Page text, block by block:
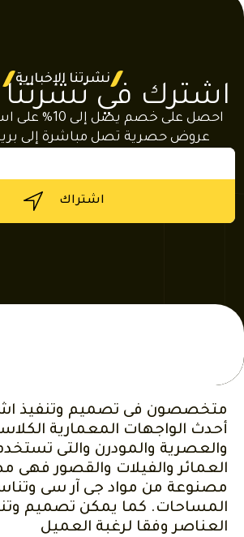
نشرتنا الإخبارية
في نشرتنا
احصل على خصم يصل
عروض حصرية تصل مباشرة إلى بريدك
اشتراك
متخصصون فى تصميم وتنفيذ
أحدث الواجهات المعمارية
والعصرية والمودرن والتى
العمائر والفيلات والقصور فهى
مصنوعة من مواد جى آر سى
المساحات. كما يمكن تصميم
العناصر وفقا لرغبة العميل